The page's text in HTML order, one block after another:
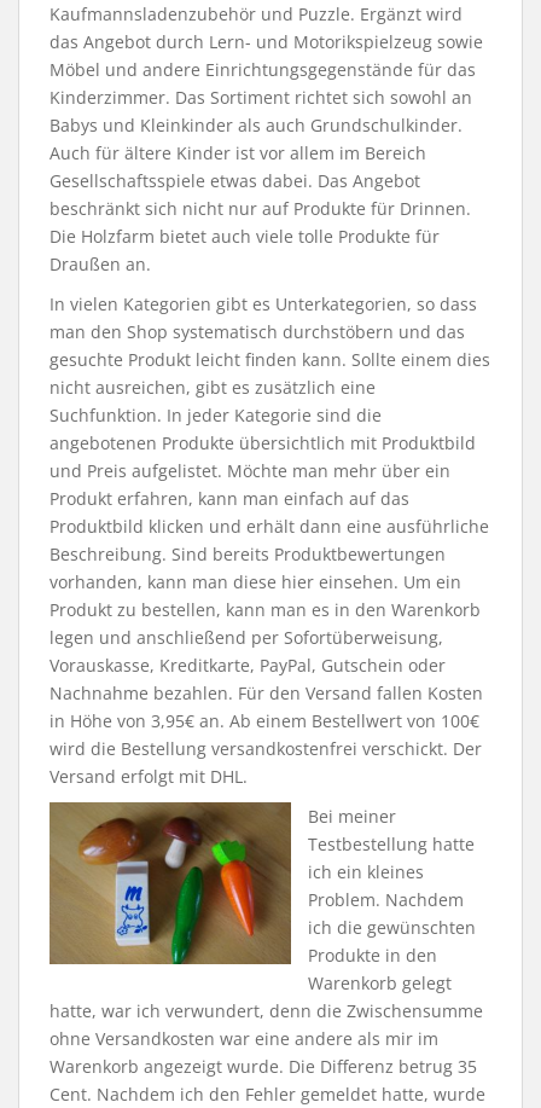
Kaufmannsladenzubehör und Puzzle. Ergänzt wird
das Angebot durch Lern- und Motorikspielzeug sowie
Möbel und andere Einrichtungsgegenstände für das
Kinderzimmer. Das Sortiment richtet sich sowohl an
Babys und Kleinkinder als auch Grundschulkinder.
Auch für ältere Kinder ist vor allem im Bereich
Gesellschaftsspiele etwas dabei. Das Angebot
beschränkt sich nicht nur auf Produkte für Drinnen.
Die Holzfarm bietet auch viele tolle Produkte für
Draußen an.
In vielen Kategorien gibt es Unterkategorien, so dass
man den Shop systematisch durchstöbern und das
gesuchte Produkt leicht finden kann. Sollte einem dies
nicht ausreichen, gibt es zusätzlich eine
Suchfunktion. In jeder Kategorie sind die
angebotenen Produkte übersichtlich mit Produktbild
und Preis aufgelistet. Möchte man mehr über ein
Produkt erfahren, kann man einfach auf das
Produktbild klicken und erhält dann eine ausführliche
Beschreibung. Sind bereits Produktbewertungen
vorhanden, kann man diese hier einsehen. Um ein
Produkt zu bestellen, kann man es in den Warenkorb
legen und anschließend per Sofortüberweisung,
Vorauskasse, Kreditkarte, PayPal, Gutschein oder
Nachnahme bezahlen. Für den Versand fallen Kosten
in Höhe von 3,95€ an. Ab einem Bestellwert von 100€
wird die Bestellung versandkostenfrei verschickt. Der
Versand erfolgt mit DHL.
Bei meiner
Testbestellung hatte
ich ein kleines
Problem. Nachdem
ich die gewünschten
Produkte in den
Warenkorb gelegt
hatte, war ich verwundert, denn die Zwischensumme
ohne Versandkosten war eine andere als mir im
Warenkorb angezeigt wurde. Die Differenz betrug 35
Cent. Nachdem ich den Fehler gemeldet hatte, wurde